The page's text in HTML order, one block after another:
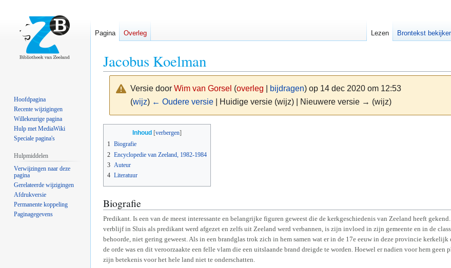
Jacobus Koelman
Versie door Wim van Gorsel (overleg bijdragen)op 14 dec 2020 om 12:53
(wijz) ← Oudere versie| Huidige versie (wijz) | Nieuwere versie → (wijz)
navigatie
springen
zoeken
springen
Inhoud
1 Biografie
2 Encyclopedie van Zeeland, 1982-1984
3 Auteur
4 Literatuur
Biografie
Predikant. Is een van de meest interessante en belangrijke figuren geweest die de kerkgeschiedenis van Zeeland heeft
verblijf in Sluis als predikant werd afgezet en zelfs uit Zeeland werd verbannen, is zijn invloed in zijn gemeente en in de
behoorde, niet gering geweest. Als in een brandglas trok zich in hem samen wat er in de 17e eeuw in deze provincie kerkelijk
de orde was en dit veroorzaakte een felle vlam die een uitslaande brand dreigde te worden. Hoewel er nadien voor hem geen
zijn betekenis voor het hele land niet te onderschatten.
Pagina Overleg Lezen Brontekst
Hoofdpagina
Recente wijzigingen
Willekeurige pagina
Hulp met MediaWiki
Speciale pagina's
Hulpmiddelen
Verwijzingen naar deze
pagina
Gerelateerde wijzigingen
Afdrukversie
Permanente koppeling
Paginagegevens